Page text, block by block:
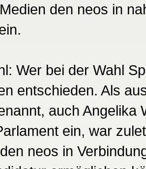
den neos in
Wer bei der Wahl
entschieden. Als
auch Angelika
ein, war
neos in